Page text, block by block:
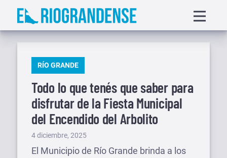
Saltar
menu
PUBLICADO
RÍO GRANDE
Todo lo que tenés que saber para
disfrutar de la Fiesta Municipal
del Encendido del Arbolito
Publicado
el
4 diciembre, 2025
El Municipio de Río Grande brinda a los